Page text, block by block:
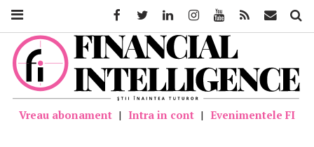
Vreau abonament | Intra in cont | Evenimentele FI
FacebookTwitter LinkedinInstagramYoutube Feed Mail